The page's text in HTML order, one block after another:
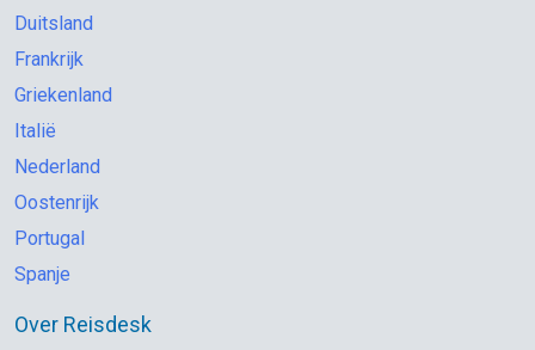
Duitsland
Frankrijk
Griekenland
Italië
Nederland
Oostenrijk
Portugal
Spanje
Over Reisdesk